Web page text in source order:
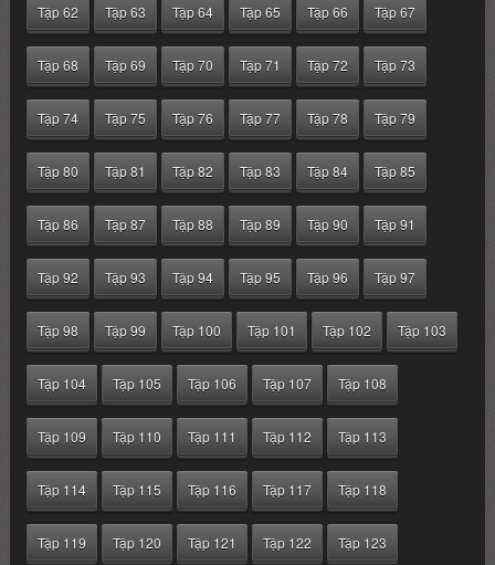
Tập 62 Tập 63 Tập 64 Tập 65 Tập 66 Tập 67
Tập 68 Tập 69 Tập 70 Tập 71 Tập 72 Tập 73
Tập 74 Tập 75 Tập 76 Tập 77 Tập 78 Tập 79
Tập 80 Tập 81 Tập 82 Tập 83 Tập 84 Tập 85
Tập 86 Tập 87 Tập 88 Tập 89 Tập 90 Tập 91
Tập 92 Tập 93 Tập 94 Tập 95 Tập 96 Tập 97
Tập 98 Tập 99 Tập 100 Tập 101 Tập 102 Tập 103
Tập 104 Tập 105 Tập 106 Tập 107 Tập 108
Tập 109 Tập 110 Tập 111 Tập 112 Tập 113
Tập 114 Tập 115 Tập 116 Tập 117 Tập 118
Tập 119 Tập 120 Tập 121 Tập 122 Tập 123